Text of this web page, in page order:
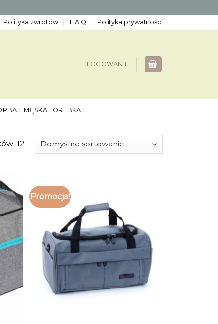
Polityka zwrotów F.A.Q Polityka prywatności
LOGOWANIE
MĘSKA TOREBKA
12
Promocja!